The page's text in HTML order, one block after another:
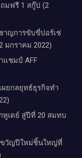
มฟรี 1 สกู๊ป (2
ชาญการขับขี่ปอร์เช่
มกราคม 2022)
แชมป์ AFF
ผยกลยุทธ์ธุรกิจทำ
ทูเดย์ สู่ปีที่ 20 สมทบ
วัญปีใหม่ชิ้นใหญ่ที่